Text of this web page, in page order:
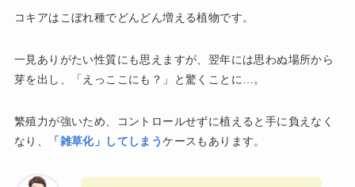
コキアはこぼれ種でどんどん増える植物です。
一見ありがたい性質にも思えますが、翌年には思わぬ場所から
芽を出し、「えっここにも？」と驚くことに…。
繁殖力が強いため、コントロールせずに植えると手に負えなく
なり、
「雑草化」してしまうケースもあります。